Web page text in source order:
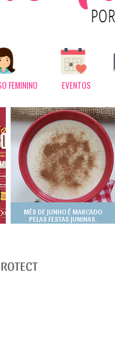
FEMININO EVENTOS
MÊS DE JUNHO É MARCADO
PELAS FESTAS JUNINAS.